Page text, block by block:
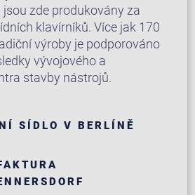
zde produkovány za
klavírníků. Více jak 170
výroby je podporováno
vývojového a
stavby nástrojů.
SÍDLO V BERLÍNĚ